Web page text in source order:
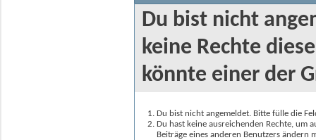
Du bist nicht
keine Rechte
könnte einer der
Du bist nicht angemeldet. Bitte fülle die
Du hast keine ausreichenden Rechte, um
Beiträge eines anderen Benutzers